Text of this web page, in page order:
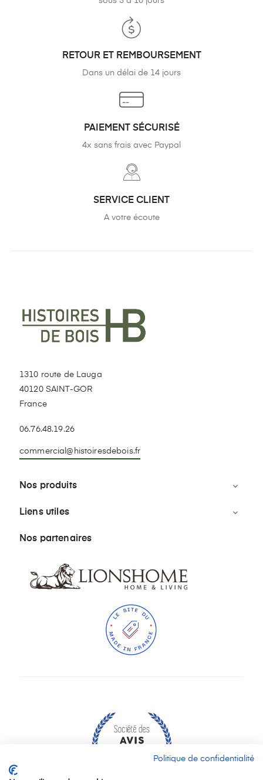
RETOUR ET REMBOURSEMENT
Dans un délai de 14 jours
PAIEMENT SÉCURISÉ
4x sans frais avec Paypal
SERVICE CLIENT
A votre écoute
1310 route de Lauga
40120 SAINT-GOR
France
06.76.48.19.26
commercial@histoiresdebois.fr
Nos produits 
Liens utiles 
Nos partenaires
Politique de confidentialité